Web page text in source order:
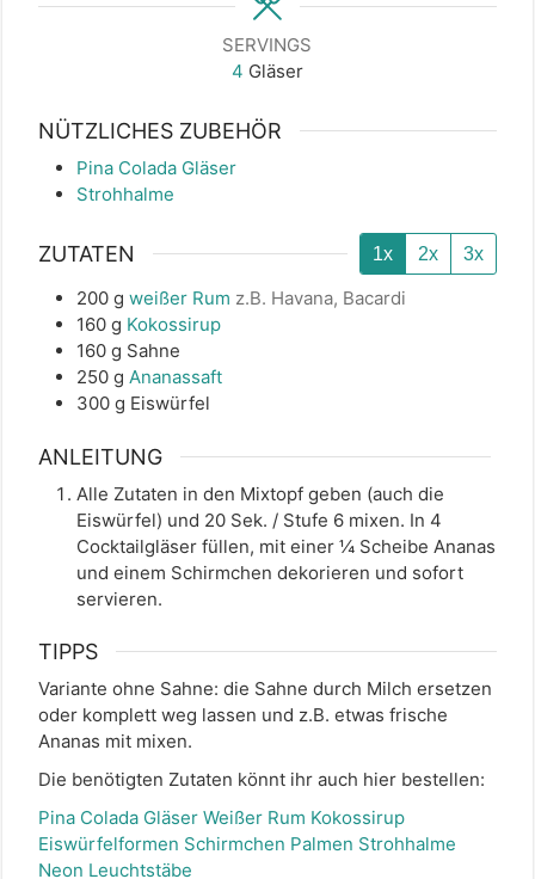
SERVINGS
4 Gläser
NÜTZLICHES ZUBEHÖR
Pina Colada Gläser
Strohhalme
ZUTATEN 1x 2x 3x
200 g weißer Rum z.B. Havana, Bacardi
160 g Kokossirup
160 g Sahne
250 g Ananassaft
300 g Eiswürfel
ANLEITUNG
Alle Zutaten in den Mixtopf geben (auch die
Eiswürfel) und 20 Sek. / Stufe 6 mixen. In 4
Cocktailgläser füllen, mit einer ¼ Scheibe Ananas
und einem Schirmchen dekorieren und sofort
servieren.
TIPPS
Variante ohne Sahne: die Sahne durch Milch ersetzen
oder komplett weg lassen und z.B. etwas frische
Ananas mit mixen.
Die benötigten Zutaten könnt ihr auch hier bestellen:
Pina Colada Gläser Weißer Rum Kokossirup
Eiswürfelformen Schirmchen Palmen Strohhalme
Neon Leuchtstäbe